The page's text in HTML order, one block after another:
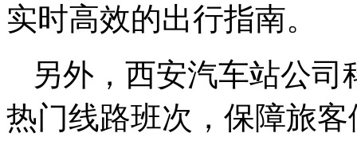
实时高效的出行指南。
另外，西安汽车站公
热门线路班次，保障旅